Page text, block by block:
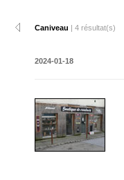
Caniveau | 4 résultat(s)
2024-01-18